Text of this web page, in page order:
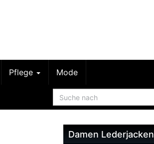
Pflege Mode
Damen Lederjacken